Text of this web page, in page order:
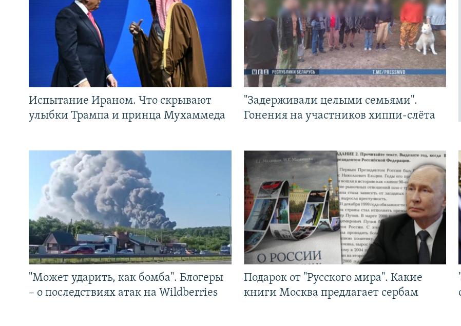
Испытание Ираном. Что скрывают
улыбки Трампа и принца Мухаммеда
"Задерживали целыми семьями".
Гонения на участников хиппи-слёта
"Может ударить, как бомба". Блогеры
– о последствиях атак на Wildberries
Подарок от "Русского мира". Какие
книги Москва предлагает сербам